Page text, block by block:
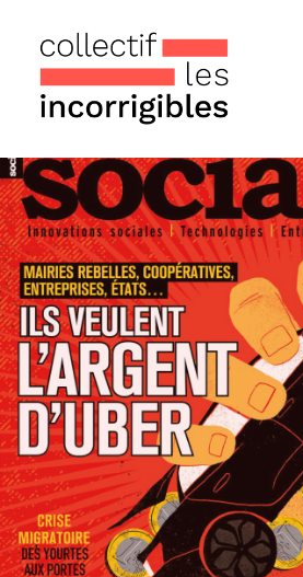
Accueil
Le collectif
Nos actualités
Notre « Incolettre » mensuelle
Recherche